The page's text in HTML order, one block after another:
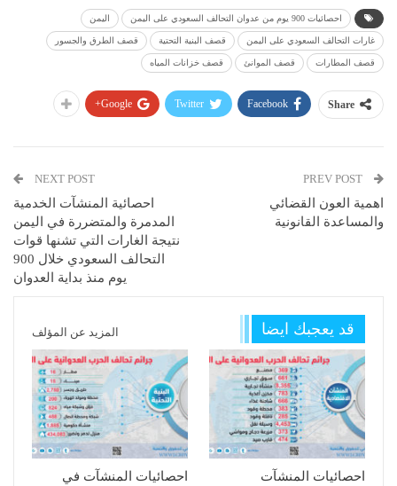
احصائيات 900 يوم من عدوان التحالف السعودي على اليمن اليمن
غارات التحالف السعودي على اليمن قصف البنية التحتية قصف الطرق والجسور
قصف المطارات قصف الموانئ قصف خزانات المياه
Share
Facebook
Twitter
Google+
اهمية العون القضائي
والمساعدة القانونية
NEXT POST
احصائية المنشآت الخدمية
المدمرة والمتضررة في اليمن
نتيجة الغارات التي تشنها قوات
التحالف السعودي خلال 900
يوم منذ بداية العدوان
قد يعجبك ايضا المزيد عن المؤلف
احصائيات المنشآت
احصائيات المنشآت في